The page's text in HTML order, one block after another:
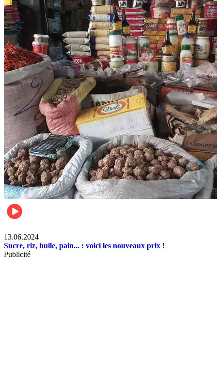
13.06.2024
Sucre, riz, huile, pain... : voici les nouveaux prix !
Publicité